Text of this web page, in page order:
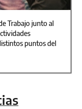
Trabajo junto al
puntos del